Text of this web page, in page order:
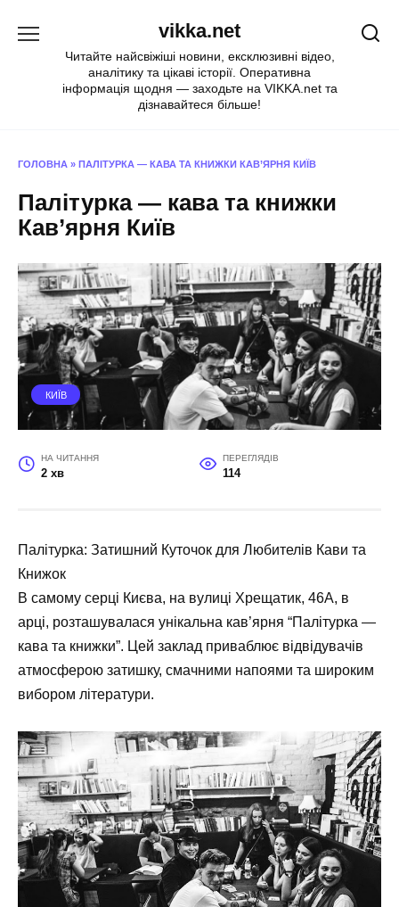
vikka.net
Читайте найсвіжіші новини, ексклюзивні відео,
аналітику та цікаві історії. Оперативна
інформація щодня — заходьте на VIKKA.net та
дізнавайтеся більше!
ГОЛОВНА » ПАЛІТУРКА — КАВА ТА КНИЖКИ КАВ’ЯРНЯ КИЇВ
Палітурка — кава та книжки
Кав’ярня Київ
КИЇВ
НА ЧИТАННЯ
2 хв
ПЕРЕГЛЯДІВ
114
Палітурка: Затишний Куточок для Любителів Кави та
Книжок
В самому серці Києва, на вулиці Хрещатик, 46А, в
арці, розташувалася унікальна кав’ярня “Палітурка —
кава та книжки”. Цей заклад приваблює відвідувачів
атмосферою затишку, смачними напоями та широким
вибором літератури.